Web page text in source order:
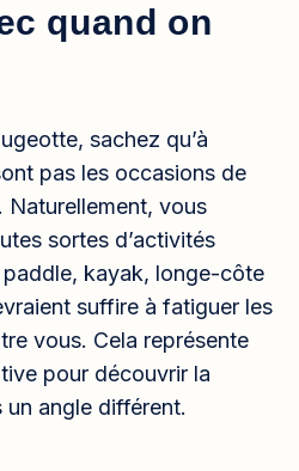
quand on
sachez qu’à
pas les occasions de
Naturellement, vous
sortes d’activités
paddle, kayak, longe-côte
suffire à fatiguer les
vous. Cela représente
pour découvrir la
angle différent.